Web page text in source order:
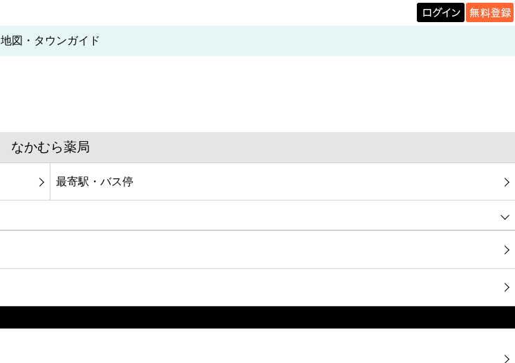
地図・タウンガイド
なかむら薬局
最寄駅・バス停